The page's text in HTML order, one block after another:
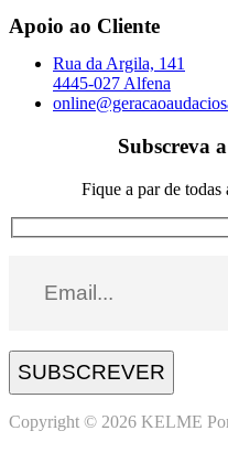
Apoio ao Cliente
Rua da Argila, 141
4445-027 Alfena
Subscreva
Fique a par de todas
SUBSCREVER
Copyright © 2026 KELME